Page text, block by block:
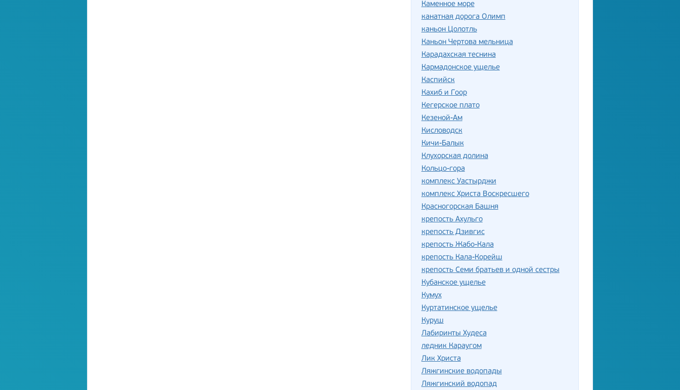
Каменное море
канатная дорога Олимп
каньон Цолотль
Каньон Чертова мельница
Карадахская теснина
Кармадонское ущелье
Каспийск
Кахиб и Гоор
Кегерское плато
Кезеной-Ам
Кисловодск
Кичи-Балык
Клухорская долина
Кольцо-гора
комплекс Уастырджи
комплекс Христа Воскресшего
Красногорская Башня
крепость Ахульго
крепость Дзивгис
крепость Жабо-Кала
крепость Кала-Корейш
крепость Семи братьев и одной сестры
Кубанское ущелье
Кумух
Куртатинское ущелье
Куруш
Лабиринты Худеса
ледник Караугом
Лик Христа
Ляжгинские водопады
Ляжгинский водопад